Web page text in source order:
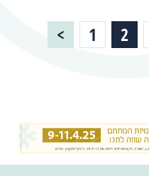
>
Page
1
Page
2
Page